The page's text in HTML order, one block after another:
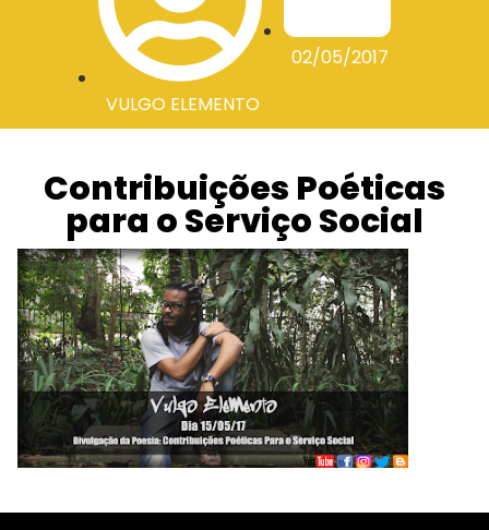
VULGO ELEMENTO
02/05/2017
Contribuições Poéticas
para o Serviço Social